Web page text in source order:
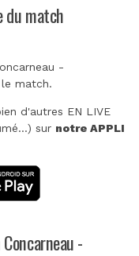
du match
-
le match.
d'autres EN LIVE
sur notre APPLI
-